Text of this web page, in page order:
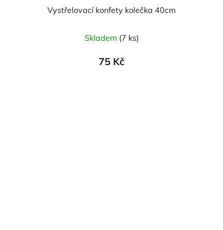
Vystřelovací konfety kolečka 40cm
Skladem (7 ks)
75 Kč